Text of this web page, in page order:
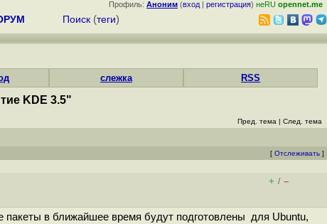
Профиль: Аноним (вход | регистрация) неRU opennet.me
Поиск (теги)
слежка RSS
KDE 3.5"
Пред. тема | След. тема
[ Отслеживать ]
+ / –
пакеты в ближайшее время будут подготовлены для Ubuntu,